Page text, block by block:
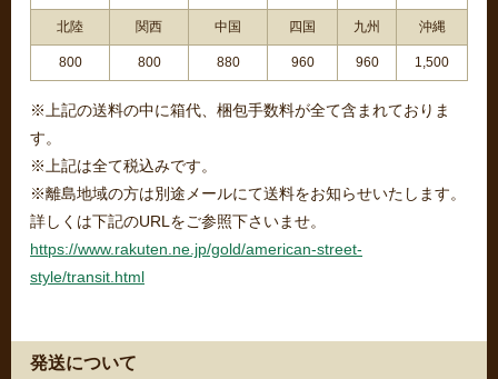
北陸 関西 中国 四国 九州 沖縄
800 800 880 960 960 1,500
※上記の送料の中に箱代、梱包手数料が全て含まれておりま
す。
※上記は全て税込みです。
※離島地域の方は別途メールにて送料をお知らせいたします。
詳しくは下記のURLをご参照下さいませ。
https://www.rakuten.ne.jp/gold/american-street-
style/transit.html
発送について